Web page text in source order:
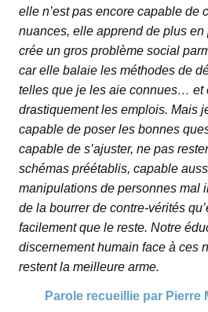
elle n’est pas encore capable de
nuances, elle apprend de plus en
crée un gros problème social
car elle balaie les méthodes de
telles que je les aie connues… et
drastiquement les emplois. Mais
capable de poser les bonnes
capable de s’ajuster, ne pas
schémas préétablis, capable
manipulations de personnes mal
de la bourrer de contre-vérités
facilement que le reste. Notre
discernement humain face à ces
restent la meilleure arme.
Parole recueillie par Pierre